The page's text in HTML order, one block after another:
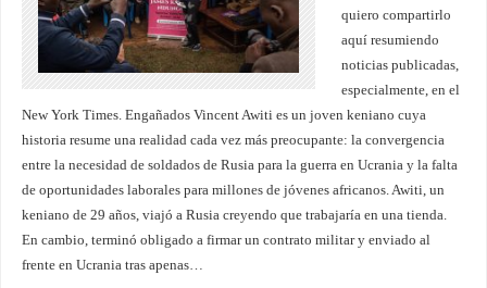
quiero compartirlo
aquí resumiendo
noticias publicadas,
especialmente, en el
New York Times. Engañados Vincent Awiti es un joven keniano cuya
historia resume una realidad cada vez más preocupante: la convergencia
entre la necesidad de soldados de Rusia para la guerra en Ucrania y la falta
de oportunidades laborales para millones de jóvenes africanos. Awiti, un
keniano de 29 años, viajó a Rusia creyendo que trabajaría en una tienda.
En cambio, terminó obligado a firmar un contrato militar y enviado al
frente en Ucrania tras apenas…